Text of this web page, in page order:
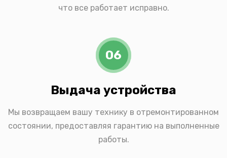
что все работает исправно.
06
Выдача устройства
Мы возвращаем вашу технику в отремонтированном
состоянии, предоставляя гарантию на выполненные
работы.